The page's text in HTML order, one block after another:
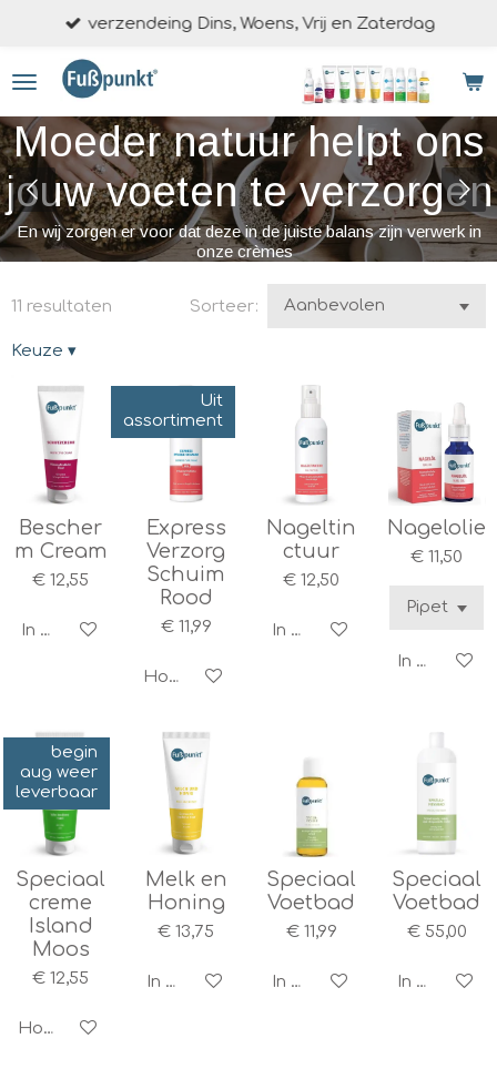
naar
de
hoofdinhoud
verzendeing Dins, Woens, Vrij en Zaterdag
Moeder natuur helpt ons
jouw voeten te verzorgen
En wij zorgen er voor dat deze in de juiste balans zijn verwerk in
onze crèmes
11 resultaten Sorteer:
Keuze ▾
Bescher
m Cream
€ 12,55
In winkelwagen
Uit
assortiment
Express
Verzorg
Schuim
Rood
€ 11,99
Houd mij op de hoogte
Nageltin
ctuur
€ 12,50
In winkelwagen
Nagelolie
€ 11,50
In
begin
aug weer
leverbaar
Speciaal
creme
Island
Moos
€ 12,55
Houd mij op de hoogte
Melk en
Honing
€ 13,75
In winkelwagen
Speciaal
Voetbad
€ 11,99
In winkelwagen
Speciaal
Voetbad
€ 55,00
In